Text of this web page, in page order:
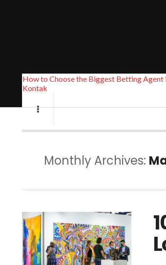
How to Choose the Biggest Betting Agent
Kontak
Monthly Archives: